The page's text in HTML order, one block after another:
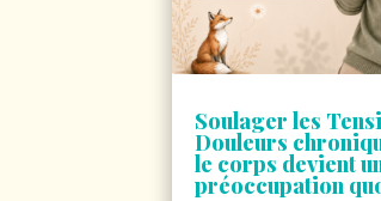
Soulager les
Douleurs
le corps devient
préoccupation